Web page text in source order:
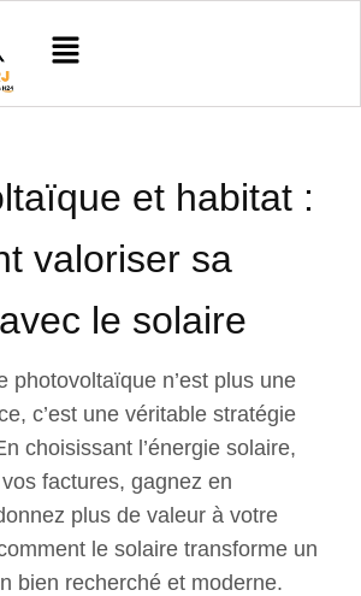
Menu
et habitat :
valoriser sa
le solaire
photovoltaïque n’est plus une
c’est une véritable stratégie
choisissant l’énergie solaire,
factures, gagnez en
plus de valeur à votre
le solaire transforme un
bien recherché et moderne.